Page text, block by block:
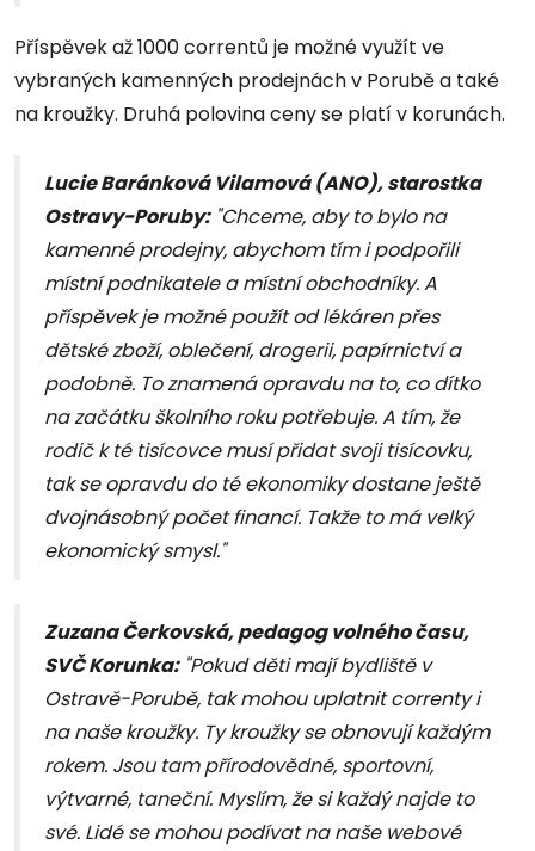
Příspěvek až 1000 correntů je možné využít ve
vybraných kamenných prodejnách v Porubě a také
na kroužky. Druhá polovina ceny se platí v korunách.
Lucie Baránková Vilamová (ANO), starostka
Ostravy-Poruby:"Chceme, aby to bylo na
kamenné prodejny, abychom tím i podpořili
místní podnikatele a místní obchodníky. A
příspěvek je možné použít od lékáren přes
dětské zboží, oblečení, drogerii, papírnictví a
podobně. To znamená opravdu na to, co dítko
na začátku školního roku potřebuje. A tím, že
rodič k té tisícovce musí přidat svoji tisícovku,
tak se opravdu do té ekonomiky dostane ještě
dvojnásobný počet financí. Takže to má velký
ekonomický smysl."
Zuzana Čerkovská, pedagog volného času,
SVČ Korunka:"Pokud děti mají bydliště v
Ostravě-Porubě, tak mohou uplatnit correnty i
na naše kroužky. Ty kroužky se obnovují každým
rokem. Jsou tam přírodovědné, sportovní,
výtvarné, taneční. Myslím, že si každý najde to
své. Lidé se mohou podívat na naše webové